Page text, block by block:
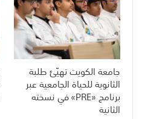
جامعة الكويت تهيّئ طلبة
الثانوية للحياة الجامعية عبر
برنامج «PRE» في نسخته
الثانية